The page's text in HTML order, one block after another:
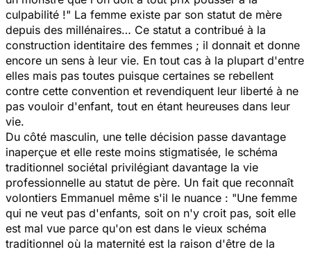
culpabilité !" La femme existe par son statut de mère
depuis des millénaires… Ce statut a contribué à la
construction identitaire des femmes ; il donnait et donne
encore un sens à leur vie. En tout cas à la plupart d'entre
elles mais pas toutes puisque certaines se rebellent
contre cette convention et revendiquent leur liberté à ne
pas vouloir d'enfant, tout en étant heureuses dans leur
vie.
Du côté masculin, une telle décision passe davantage
inaperçue et elle reste moins stigmatisée, le schéma
traditionnel sociétal privilégiant davantage la vie
professionnelle au statut de père. Un fait que reconnaît
volontiers Emmanuel même s'il le nuance : "Une femme
qui ne veut pas d'enfants, soit on n'y croit pas, soit elle
est mal vue parce qu'on est dans le vieux schéma
traditionnel où la maternité est la raison d'être de la